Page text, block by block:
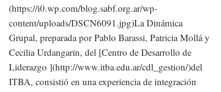
(https://i0.wp.com/blog.sabf.org.ar/wp-
content/uploads/DSCN6091.jpg)La Dinámica
Grupal, preparada por Pablo Barassi, Patricia Mollá y
Cecilia Urdangarin, del [Centro de Desarrollo de
Liderazgo ](http://www.itba.edu.ar/cdl_gestion/)del
ITBA, consistió en una experiencia de integración